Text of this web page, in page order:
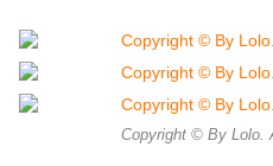
Copyright © By Lolo.